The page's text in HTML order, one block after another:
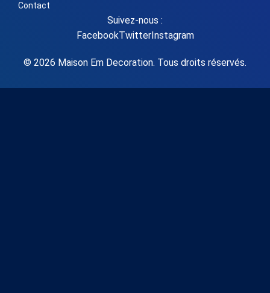
Contact
Suivez-nous :
FacebookTwitterInstagram
© 2026 Maison Em Decoration. Tous droits réservés.